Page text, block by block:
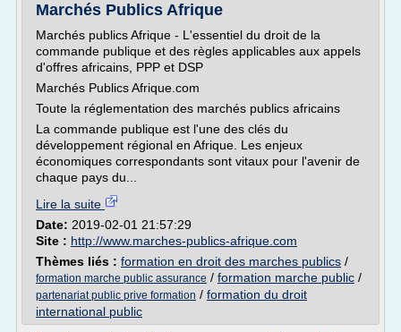
Marchés Publics Afrique
Marchés publics Afrique - L'essentiel du droit de la
commande publique et des règles applicables aux appels
d'offres africains, PPP et DSP
Marchés Publics Afrique.com
Toute la réglementation des marchés publics africains
La commande publique est l'une des clés du
développement régional en Afrique. Les enjeux
économiques correspondants sont vitaux pour l'avenir de
chaque pays du...
Lire la suite
Date: 2019-02-01 21:57:29
Site : http://www.marches-publics-afrique.com
Thèmes liés : formation en droit des marches publics /
formation marche public assurance / formation marche public /
partenariat public prive formation / formation du droit
international public